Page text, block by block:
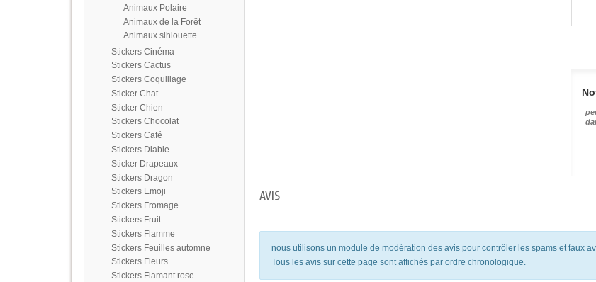
Animaux Polaire
Animaux de la Forêt
Animaux sihlouette
Stickers Cinéma
Stickers Cactus
Stickers Coquillage
Sticker Chat
Sticker Chien
Stickers Chocolat
Stickers Café
Stickers Diable
Sticker Drapeaux
Stickers Dragon
Stickers Emoji
Stickers Fromage
Stickers Fruit
Stickers Flamme
Stickers Feuilles automne
Stickers Fleurs
Stickers Flamant rose
AVIS
nous utilisons un module de modération des avis pour contrôler les spams et faux
Tous les avis sur cette page sont affichés par ordre chronologique.